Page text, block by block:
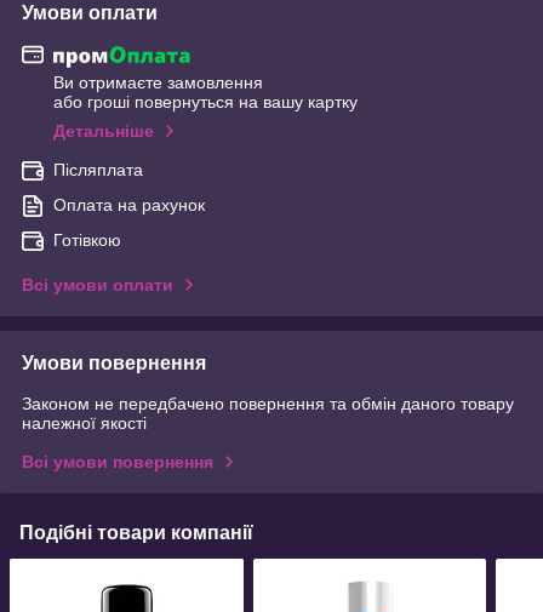
Умови оплати
Ви отримаєте замовлення
або гроші повернуться на вашу картку
Детальніше
Післяплата
Оплата на рахунок
Готівкою
Всі умови оплати
Умови повернення
Законом не передбачено повернення та обмін даного товару
належної якості
Всі умови повернення
Подібні товари компанії